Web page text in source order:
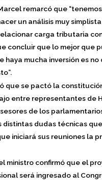
remarcó que
un análisis muy simplista
carga tributaria
concluir que lo mejor que
haya mucha inversión es no
que se pactó la
entre representantes de
de los
distintas dudas técnicas
iniciará sus reuniones la
ministro confirmó que el
será ingresado al